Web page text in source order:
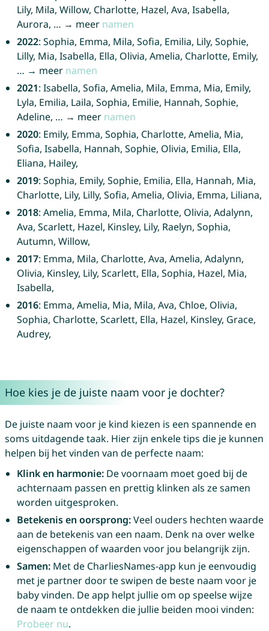
Lily, Mila, Willow, Charlotte, Hazel, Ava, Isabella,
Aurora, … → meer namen
2022: Sophia, Emma, Mila, Sofia, Emilia, Lily, Sophie,
Lilly, Mia, Isabella, Ella, Olivia, Amelia, Charlotte, Emily,
… → meer namen
2021: Isabella, Sofia, Amelia, Mila, Emma, Mia, Emily,
Lyla, Emilia, Laila, Sophia, Emilie, Hannah, Sophie,
Adeline, … → meer namen
2020: Emily, Emma, Sophia, Charlotte, Amelia, Mia,
Sofia, Isabella, Hannah, Sophie, Olivia, Emilia, Ella,
Eliana, Hailey,
2019: Sophia, Emily, Sophie, Emilia, Ella, Hannah, Mia,
Charlotte, Lily, Lilly, Sofia, Amelia, Olivia, Emma, Liliana,
2018: Amelia, Emma, Mila, Charlotte, Olivia, Adalynn,
Ava, Scarlett, Hazel, Kinsley, Lily, Raelyn, Sophia,
Autumn, Willow,
2017: Emma, Mila, Charlotte, Ava, Amelia, Adalynn,
Olivia, Kinsley, Lily, Scarlett, Ella, Sophia, Hazel, Mia,
Isabella,
2016: Emma, Amelia, Mia, Mila, Ava, Chloe, Olivia,
Sophia, Charlotte, Scarlett, Ella, Hazel, Kinsley, Grace,
Audrey,
Hoe kies je de juiste naam voor je dochter?
De juiste naam voor je kind kiezen is een spannende en
soms uitdagende taak. Hier zijn enkele tips die je kunnen
helpen bij het vinden van de perfecte naam:
Klink en harmonie:De voornaam moet goed bij de
achternaam passen en prettig klinken als ze samen
worden uitgesproken.
Betekenis en oorsprong:Veel ouders hechten waarde
aan de betekenis van een naam. Denk na over welke
eigenschappen of waarden voor jou belangrijk zijn.
Samen:Met de CharliesNames-app kun je eenvoudig
met je partner door te swipen de beste naam voor je
baby vinden. De app helpt jullie om op speelse wijze
de naam te ontdekken die jullie beiden mooi vinden:
Probeer nu.